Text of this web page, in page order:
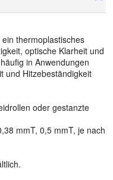
thermoplastisches
optische Klarheit und
in Anwendungen
und Hitzebeständigkeit
oder gestanzte
mmT, 0,5 mmT, je nach